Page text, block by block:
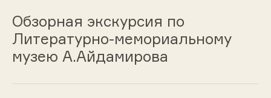
Обзорная экскурсия по
Литературно-мемориальному
музею А.Айдамирова